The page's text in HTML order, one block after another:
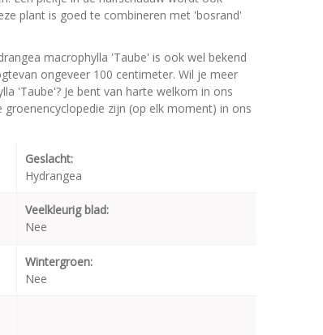
plant is goed te combineren met 'bosrand'
macrophylla 'Taube' is ook wel bekend
ongeveer 100 centimeter. Wil je meer
'Taube'? Je bent van harte welkom in ons
zijn (op elk moment) in ons
Geslacht:
Hydrangea
Veelkleurig blad:
Nee
Wintergroen:
Nee